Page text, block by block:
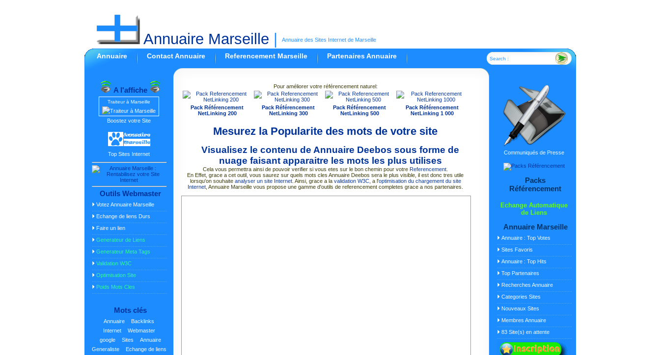
Annuaire Marseille Annuaire des Sites Internet de Marseille
Annuaire Contact Annuaire Referencement Marseille Partenaires Annuaire Search :
A l'affiche
Traiteur à Marseille
Boostez votre Site
Top Sites Internet
Outils Webmaster
Votez Annuaire Marseille
Echange de liens Durs
Faire un lien
Generateur de Liens
Generateur Meta Tags
Validation W3C
Optimisation Site
Poids Mots Cles
Mots clés
Annuaire
Backlinks
Internet
Webmaster
google
Sites
Annuaire
Generaliste
Echange de liens
Pour améliorer votre référencement naturel:
Pack Référencement
NetLinking 200
Pack Référencement
NetLinking 300
Pack Référencement
NetLinking 500
Pack Référencement
NetLinking 1 000
Mesurez la Popularite des mots de votre site
Visualisez le contenu de Annuaire Deebos sous forme de
nuage faisant apparaitre les mots les plus utilises
Cela vous permettra ainsi de pouvoir verifier si vous etes sur le bon chemin pour votre Referencement.
En Effet, grace a cet outil, vous saurez sur quels mots cles Annuaire Deebos sera le plus visible, il est donc tres utile
lorsqu'on souhaite analyser un site Internet. Ainsi, grace a la validation W3C, a l'optimisation du chargement du site
Internet, Annuaire Marseille vous propose une gamme d'outils de referencement completes grace a nos partenaires.
Communiqués de Presse
Packs
Référencement
Echange Automatique
de Liens
Annuaire Marseille
Annuaire : Top Votes
Sites Favoris
Annuaire : Top Hits
Top Partenaires
Recherches Annuaire
Categories Sites
Nouveaux Sites
Membres Annuaire
83 Site(s) en attente